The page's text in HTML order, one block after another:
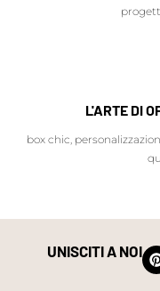
L'ARTE DI
box chic,
UNISCITI A NOI